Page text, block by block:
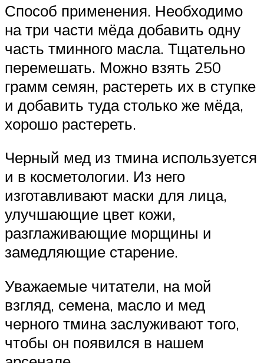
Способ применения. Необходимо
на три части мёда добавить одну
часть тминного масла. Тщательно
перемешать. Можно взять 250
грамм семян, растереть их в ступке
и добавить туда столько же мёда,
хорошо растереть.
Черный мед из тмина используется
и в косметологии. Из него
изготавливают маски для лица,
улучшающие цвет кожи,
разглаживающие морщины и
замедляющие старение.
Уважаемые читатели, на мой
взгляд, семена, масло и мед
черного тмина заслуживают того,
чтобы он появился в нашем